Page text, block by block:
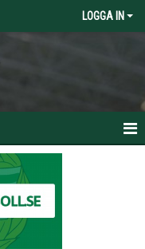
LOGGA IN